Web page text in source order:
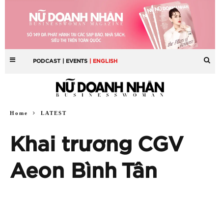
PODCAST | EVENTS | ENGLISH
Home LATEST
Khai trương CGV
Aeon Bình Tân